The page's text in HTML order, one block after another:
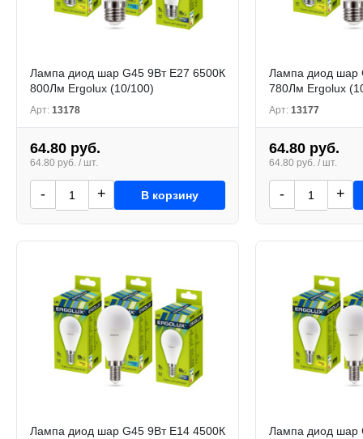
Лампа диод шар G45 9Вт Е27 6500К
800Лм Ergolux (10/100)
Арт: 13178
64.80 руб.
64.80 руб. / шт.
- + В корзину
Лампа диод шар
780Лм Ergolux
Арт: 13177
64.80 руб.
64.80 руб. / шт.
- +
Лампа диод шар G45 9Вт Е14 4500К Лампа диод шар